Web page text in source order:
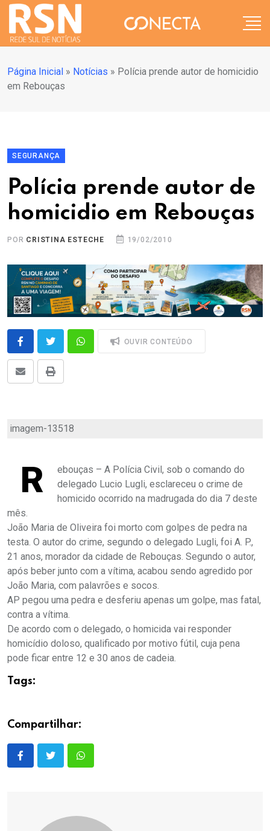
Página Inicial » Notícias » Polícia prende autor de homicidio
em Rebouças
SEGURANÇA
Polícia prende autor de
homicidio em Rebouças
POR CRISTINA ESTECHE 19/02/2010
OUVIR CONTEÚDO
imagem-13518
R
ebouças – A Polícia Civil, sob o comando do
delegado Lucio Lugli, esclareceu o crime de
homicido ocorrido na madrugada do dia 7 deste
mês.
João Maria de Oliveira foi morto com golpes de pedra na
testa. O autor do crime, segundo o delegado Lugli, foi A. P.,
21 anos, morador da cidade de Rebouças. Segundo o autor,
após beber junto com a vítima, acabou sendo agredido por
João Maria, com palavrões e socos.
AP pegou uma pedra e desferiu apenas um golpe, mas fatal,
contra a vítima.
De acordo com o delegado, o homicida vai responder
homicídio doloso, qualificado por motivo fútil, cuja pena
pode ficar entre 12 e 30 anos de cadeia.
Tags:
Compartilhar: